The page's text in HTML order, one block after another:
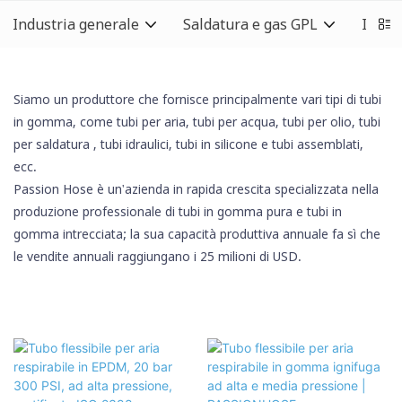
Industria generale Saldatura e gas GPL
Siamo un produttore che fornisce principalmente vari tipi di tubi
in gomma, come tubi per aria, tubi per acqua, tubi per olio,tubi
per saldatura , tubi idraulici,tubi in silicone e tubi assemblati,
ecc.
Passion Hose è un'azienda in rapida crescita specializzata nella
produzione professionale di tubi in gomma pura e tubi in
gomma intrecciata; la sua capacità produttiva annuale fa sì che
le vendite annuali raggiungano i 25 milioni di USD.